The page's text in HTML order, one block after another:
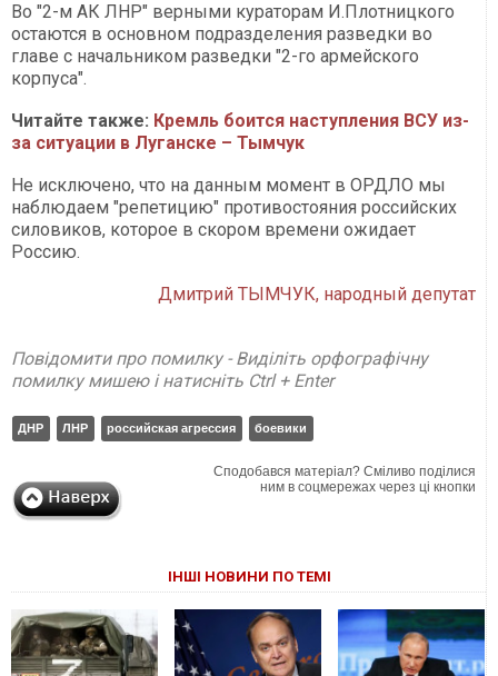
Во "2-м АК ЛНР" верными кураторам И.Плотницкого
остаются в основном подразделения разведки во
главе с начальником разведки "2-го армейского
корпуса".
Читайте также: Кремль боится наступления ВСУ из-
за ситуации в Луганске – Тымчук
Не исключено, что на данным момент в ОРДЛО мы
наблюдаем "репетицию" противостояния российских
силовиков, которое в скором времени ожидает
Россию.
Дмитрий ТЫМЧУК, народный депутат
Повідомити про помилку - Виділіть орфографічну
помилку мишею і натисніть Ctrl + Enter
ДНР ЛНР российская агрессия боевики
Сподобався матеріал? Сміливо поділися
ним в соцмережах через ці кнопки
ІНШІ НОВИНИ ПО ТЕМІ